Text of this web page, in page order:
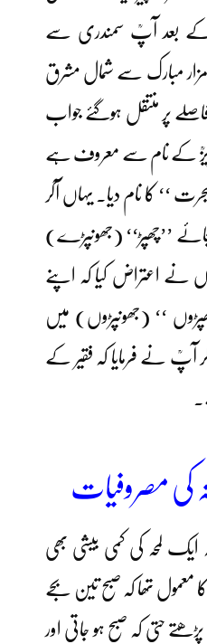
بعد آپؒ سمندری سے
مبارک سے شمال مشرق
پر منتقل ہوگئے جواب
کے نام سے معروف ہے
‘‘ کا نام دیا۔ یہاں آکر
’’چھپڑ‘‘ (جھونپڑے)
نے اعتراض کیا کہ اپنے
‘‘ (جھونپڑوں) میں
آپؒ نے فرمایا کہ فقیر کے
کی مصروفیات
ایک لمحہ کی کمی بیشی بھی
تھا کہ صبح تین بجے
حتی کہ صبح ہو جاتی اور